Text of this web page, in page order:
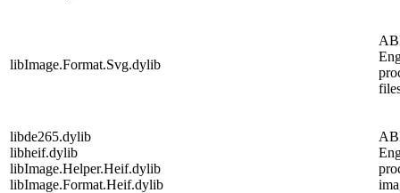
libImage.Format.Svg.dylib
libde265.dylib
libheif.dylib
libImage.Helper.Heif.dylib
libImage.Format.Heif.dylib